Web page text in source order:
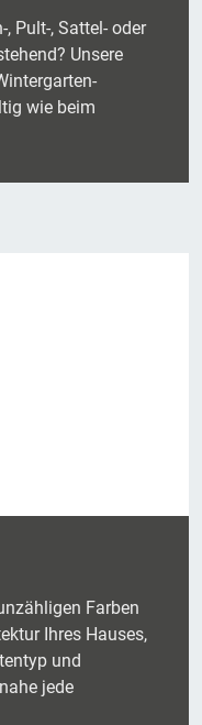
Pult-, Sattel- oder
Unsere
wie beim
Farben
Ihres Hauses,
und
jede